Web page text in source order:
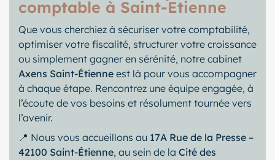
comptable à Saint-Etienne
Que vous cherchiez à sécuriser votre comptabilité,
optimiser votre fiscalité, structurer votre croissance
ou simplement gagner en sérénité, notre cabinet
Axens Saint-Étienne est là pour vous accompagner
à chaque étape. Rencontrez une équipe engagée, à
l’écoute de vos besoins et résolument tournée vers
l’avenir.
📍 Nous vous accueillons au 17A Rue de la Presse –
42100 Saint-Étienne, au sein de la Cité des